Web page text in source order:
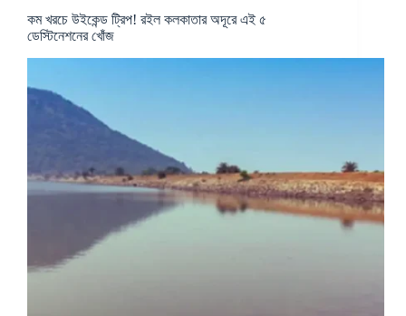
কম খরচে উইকেন্ড ট্রিপ! রইল কলকাতার অদূরে এই ৫
ডেস্টিনেশনের খোঁজ